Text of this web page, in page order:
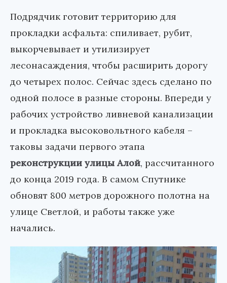
Подрядчик готовит территорию для
прокладки асфальта: спиливает, рубит,
выкорчевывает и утилизирует
лесонасаждения, чтобы расширить дорогу
до четырех полос. Сейчас здесь сделано по
одной полосе в разные стороны. Впереди у
рабочих устройство ливневой канализации
и прокладка высоковольтного кабеля –
таковы задачи первого этапа
реконструкции улицы Алой, рассчитанного
до конца 2019 года. В самом Спутнике
обновят 800 метров дорожного полотна на
улице Светлой, и работы также уже
начались.